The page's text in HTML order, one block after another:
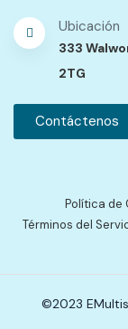
Ubicación
333
2TG
Contáctenos
Política de
Términos del
©2023